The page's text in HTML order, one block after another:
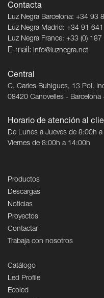
Contacta
Luz Negra Barcelona: +34 93
Luz Negra Madrid: +34 91
Luz Negra France: +33 (0)
E-mail: info@luznegra.net
Central
C. Carles Buhigues, 13 Pol.
08420 Canovelles - Barcelona
Horario de atención al
De Lunes a Jueves de 8:00h
Viernes de 8:00h a 14:00h
Productos
Descargas
Noticias
Proyectos
Contactar
Trabaja con nosotros
Catálogo
Led Profile
Ecoled